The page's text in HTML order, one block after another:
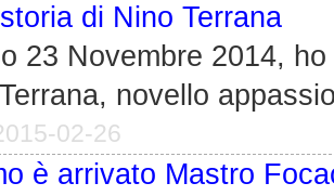
di Nino Terrana
23 Novembre 2014,
novello
02-26
è arrivato Mastro